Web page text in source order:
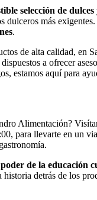
selección de dulces
más
.
de alta calidad,
a ofrecer
estamos aquí para
Alimentación?
para llevarte en un
poder de la educación
detrás de los